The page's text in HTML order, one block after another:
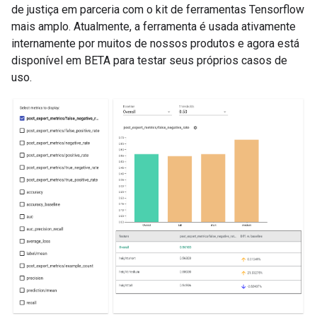
de justiça em parceria com o kit de ferramentas Tensorflow
mais amplo. Atualmente, a ferramenta é usada ativamente
internamente por muitos de nossos produtos e agora está
disponível em BETA para testar seus próprios casos de
uso.